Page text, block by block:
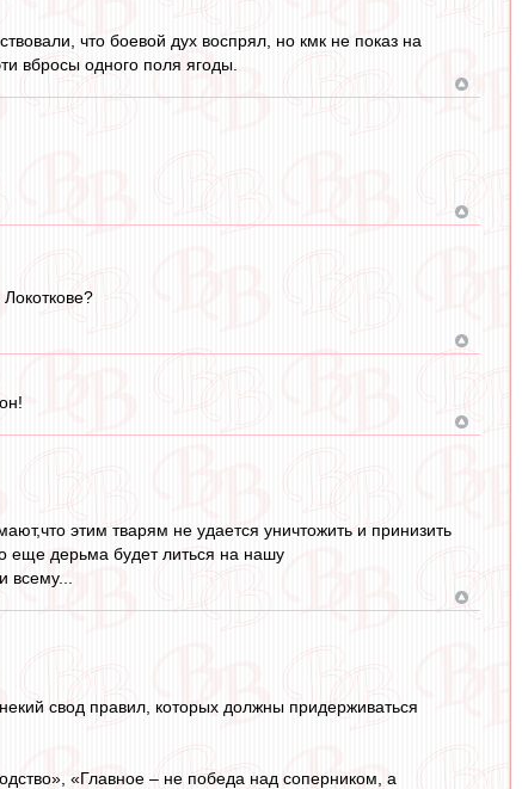
что боевой дух воспрял, но кмк не показ на
вбросы одного поля ягоды.
этим тварям не удается уничтожить и принизить
еще дерьма будет литься на нашу
всему...
свод правил, которых должны придерживаться
«Главное – не победа над соперником, а